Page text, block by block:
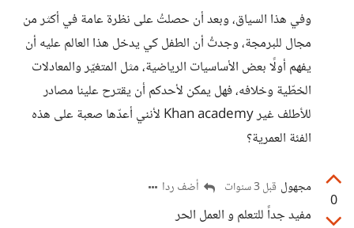
وفي هذا السياق، وبعد أن حصلتُ على نظرة عامة في أكثر من
مجال للبرمجة، وجدتُ أن الطفل كي يدخل هذا العالم عليه أن
يفهم أولًا بعض الأساسيات الرياضية، مثل المتغيّر والمعادلات
الخطّية وخلافه، فهل يمكن لأحدكم أن يقترح علينا مصادر
للأطلف غير Khan academy لأنني أعدّها صعبة على هذه
الفئة العمرية؟
0
مجهول قبل 3 سنوات أضف ردا
مفيد جداً للتعلم و العمل الحر